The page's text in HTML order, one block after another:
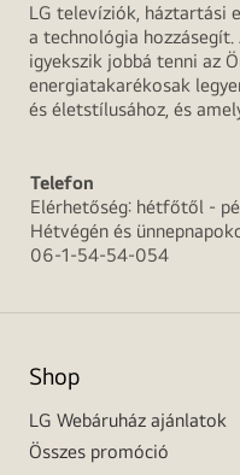
LG televíziók, háztartási
a technológia
igyekszik jobbá tenni az
energiatakarékosak
és életstílusához, és
Telefon
Elérhetőség: hétfőtől -
Hétvégén és
06-1-54-54-054
Shop
LG Webáruház ajánlatok
Összes promóció